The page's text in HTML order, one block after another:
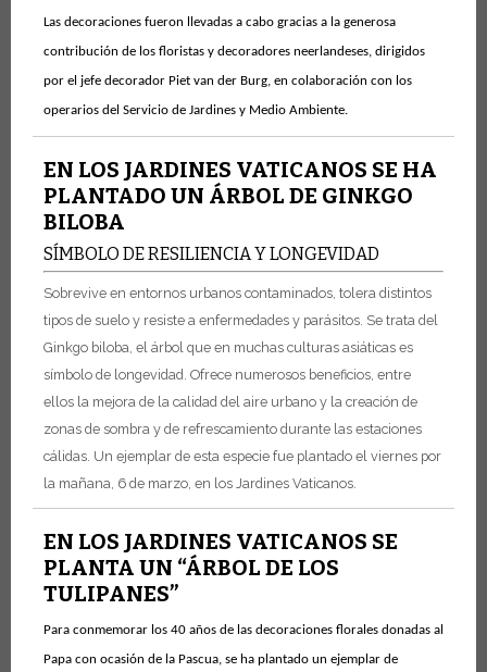
Las decoraciones fueron llevadas a cabo gracias a la generosa
contribución de los floristas y decoradores neerlandeses, dirigidos
por el jefe decorador Piet van der Burg, en colaboración con los
operarios del Servicio de Jardines y Medio Ambiente.
EN LOS JARDINES VATICANOS SE HA
PLANTADO UN ÁRBOL DE GINKGO
BILOBA
SÍMBOLO DE RESILIENCIA Y LONGEVIDAD
Sobrevive en entornos urbanos contaminados, tolera distintos
tipos de suelo y resiste a enfermedades y parásitos. Se trata del
Ginkgo biloba, el árbol que en muchas culturas asiáticas es
símbolo de longevidad. Ofrece numerosos beneficios, entre
ellos la mejora de la calidad del aire urbano y la creación de
zonas de sombra y de refrescamiento durante las estaciones
cálidas. Un ejemplar de esta especie fue plantado el viernes por
la mañana, 6 de marzo, en los Jardines Vaticanos.
EN LOS JARDINES VATICANOS SE
PLANTA UN “ÁRBOL DE LOS
TULIPANES”
Para conmemorar los 40 años de las decoraciones florales donadas al
Papa con ocasión de la Pascua, se ha plantado un ejemplar de